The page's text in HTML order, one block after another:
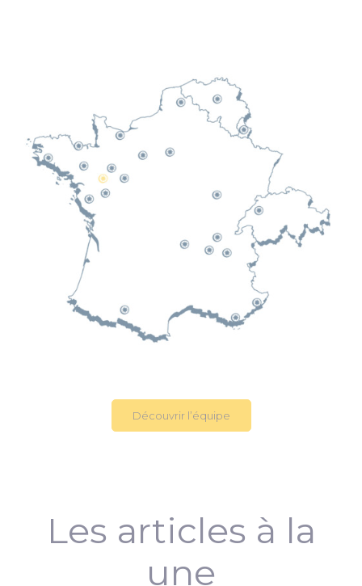
Découvrir l’équipe
Les articles à la
une